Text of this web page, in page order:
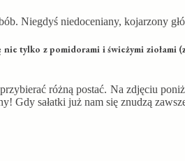
Niegdyś niedoceniany, kojarzony
tylko z pomidorami i świeżymi ziołami
różną postać. Na zdjęciu
Gdy sałatki już nam się znudzą